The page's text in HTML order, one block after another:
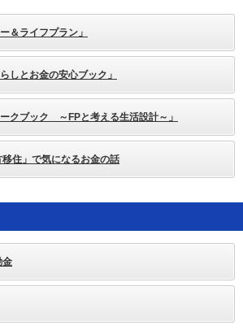
＆ライフプラン」
しとお金の安心ブック」
ークブック ～FPと考える生活設計～」
住」で気になるお金の話
金